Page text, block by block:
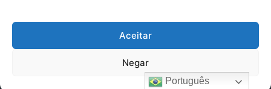
Aceitar
Negar
© 2025 A Província do Pará CNPJ: 04.901.141/0001-36 End .
Trav. Quintino Bocaiuva 2301, Ed. Rogério Fernandez – Sala
2701- Cremação – CEP 66045.315
Português